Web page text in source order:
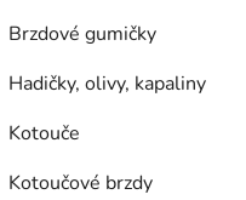
Brzdové gumičky
Hadičky, olivy, kapaliny
Kotouče
Kotoučové brzdy